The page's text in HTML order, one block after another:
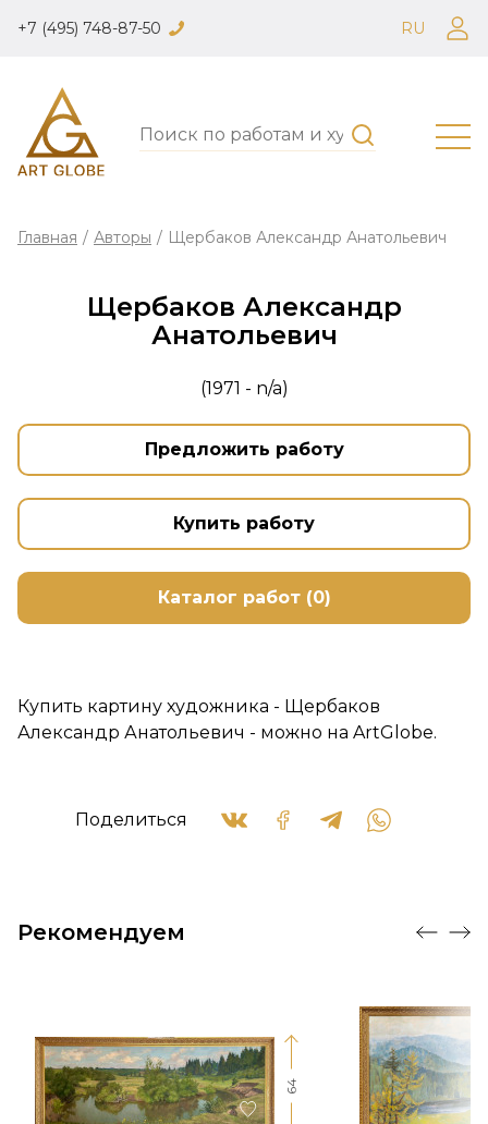
+7 (495) 748-87-50 RU
Главная / Авторы / Щербаков Александр Анатольевич
Щербаков Александр
Анатольевич
(1971 - n/a)
Предложить работу
Купить работу
Каталог работ (0)
Купить картину художника - Щербаков
Александр Анатольевич - можно на ArtGlobe.
Поделиться
Рекомендуем
64